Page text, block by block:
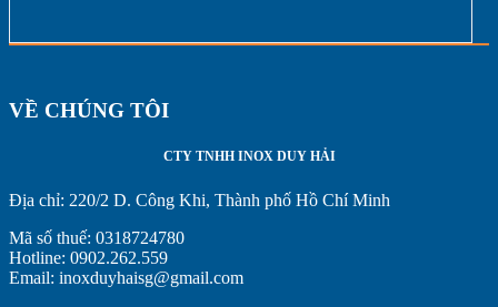
VỀ CHÚNG TÔI
CTY TNHH INOX DUY HẢI
Địa chỉ: 220/2 D. Công Khi, Thành phố Hồ Chí Minh
Mã số thuế: 0318724780
Hotline: 0902.262.559
Email: inoxduyhaisg@gmail.com